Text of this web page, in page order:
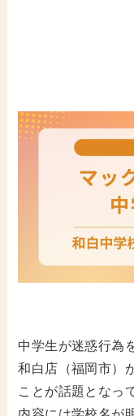
中学生が迷惑行為
和白店（福岡市）
ことが話題となっ